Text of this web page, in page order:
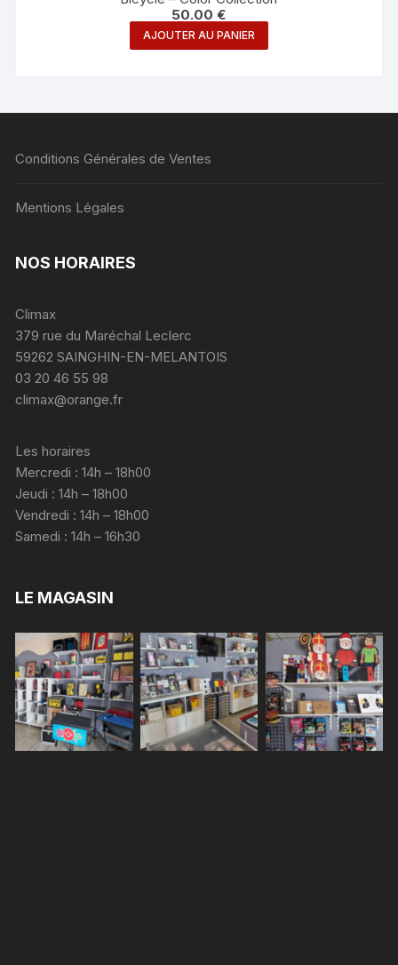
50.00€
AJOUTER AU PANIER
Conditions Générales de Ventes
Mentions Légales
NOS HORAIRES
Climax
379 rue du Maréchal Leclerc
59262 SAINGHIN-EN-MELANTOIS
03 20 46 55 98
climax@orange.fr
Les horaires
Mercredi : 14h – 18h00
Jeudi : 14h – 18h00
Vendredi : 14h – 18h00
Samedi : 14h – 16h30
LE MAGASIN